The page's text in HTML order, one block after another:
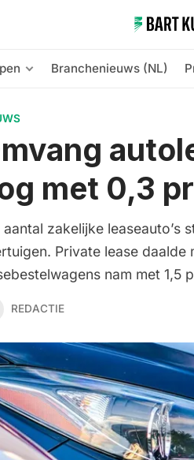
Branchenieuws (NL)
met 0,3
aantal zakelijke leaseauto’s
Private lease daalde
nam met 1,5
REDACTIE